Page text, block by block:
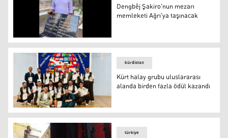
DEM Parti Ağrı Milletvekili Sırrı Sakık, dengbêj
Dengbêj Şakiro'nun mezarı
memleketi Ağrı'ya taşınacak
Şilêwe halay grubu
kürdistan
Kürt halay grubu uluslararası
alanda birden fazla ödül kazandı
türkiye